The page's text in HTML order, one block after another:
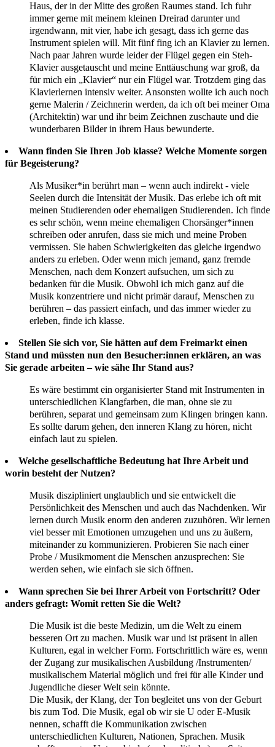
Haus, der in der Mitte des großen Raumes stand. Ich fuhr
immer gerne mit meinem kleinen Dreirad darunter und
irgendwann, mit vier, habe ich gesagt, dass ich gerne das
Instrument spielen will. Mit fünf fing ich an Klavier zu lernen.
Nach paar Jahren wurde leider der Flügel gegen ein Steh-
Klavier ausgetauscht und meine Enttäuschung war groß, da
für mich ein „Klavier“ nur ein Flügel war. Trotzdem ging das
Klavierlernen intensiv weiter. Ansonsten wollte ich auch noch
gerne Malerin / Zeichnerin werden, da ich oft bei meiner Oma
(Architektin) war und ihr beim Zeichnen zuschaute und die
wunderbaren Bilder in ihrem Haus bewunderte.
Wann finden Sie Ihren Job klasse? Welche Momente sorgen
für Begeisterung?
Als Musiker*in berührt man – wenn auch indirekt - viele
Seelen durch die Intensität der Musik. Das erlebe ich oft mit
meinen Studierenden oder ehemaligen Studierenden. Ich finde
es sehr schön, wenn meine ehemaligen Chorsänger*innen
schreiben oder anrufen, dass sie mich und meine Proben
vermissen. Sie haben Schwierigkeiten das gleiche irgendwo
anders zu erleben. Oder wenn mich jemand, ganz fremde
Menschen, nach dem Konzert aufsuchen, um sich zu
bedanken für die Musik. Obwohl ich mich ganz auf die
Musik konzentriere und nicht primär darauf, Menschen zu
berühren – das passiert einfach, und das immer wieder zu
erleben, finde ich klasse.
Stellen Sie sich vor, Sie hätten auf dem Freimarkt einen
Stand und müssten nun den Besucher:innen erklären, an was
Sie gerade arbeiten – wie sähe Ihr Stand aus?
Es wäre bestimmt ein organisierter Stand mit Instrumenten in
unterschiedlichen Klangfarben, die man, ohne sie zu
berühren, separat und gemeinsam zum Klingen bringen kann.
Es sollte darum gehen, den inneren Klang zu hören, nicht
einfach laut zu spielen.
Welche gesellschaftliche Bedeutung hat Ihre Arbeit und
worin besteht der Nutzen?
Musik diszipliniert unglaublich und sie entwickelt die
Persönlichkeit des Menschen und auch das Nachdenken. Wir
lernen durch Musik enorm den anderen zuzuhören. Wir lernen
viel besser mit Emotionen umzugehen und uns zu äußern,
miteinander zu kommunizieren. Probieren Sie nach einer
Probe / Musikmoment die Menschen anzusprechen: Sie
werden sehen, wie einfach sie sich öffnen.
Wann sprechen Sie bei Ihrer Arbeit von Fortschritt? Oder
anders gefragt: Womit retten Sie die Welt?
Die Musik ist die beste Medizin, um die Welt zu einem
besseren Ort zu machen. Musik war und ist präsent in allen
Kulturen, egal in welcher Form. Fortschrittlich wäre es, wenn
der Zugang zur musikalischen Ausbildung /Instrumenten/
musikalischem Material möglich und frei für alle Kinder und
Jugendliche dieser Welt sein könnte.
Die Musik, der Klang, der Ton begleitet uns von der Geburt
bis zum Tod. Die Musik, egal ob wir sie U oder E-Musik
nennen, schafft die Kommunikation zwischen
unterschiedlichen Kulturen, Nationen, Sprachen. Musik